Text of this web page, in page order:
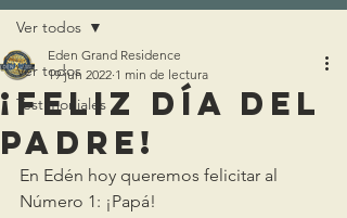
Ver todos
Testimoniales
Ver todos
¡Feliz Día del
Padre!
Eden Grand Residence
19 jun 2022 1 min de lectura
En Edén hoy queremos felicitar al
Número 1: ¡Papá!